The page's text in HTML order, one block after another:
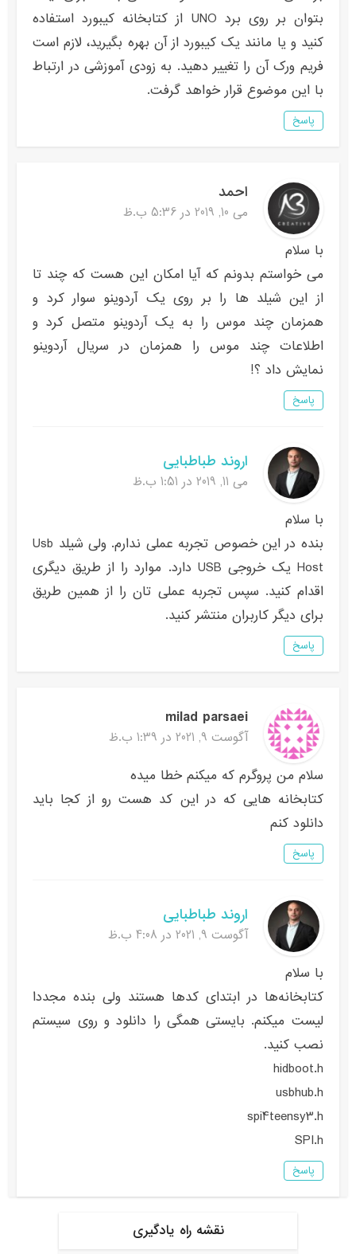
بتوان بر روی برد UNO از کتابخانه کیبورد استفاده
کنید و یا مانند یک کیبورد از آن بهره بگیرید، لازم است
فریم ورک آن را تغییر دهید. به زودی آموزشی در ارتباط
با این موضوع قرار خواهد گرفت.
پاسخ
احمد
می 10, 2019 در 5:36 ب.ظ
با سلام
می خواستم بدونم که آیا امکان این هست که چند تا
از این شیلد ها را بر روی یک آردوینو سوار کرد و
همزمان چند موس را به یک آردوینو متصل کرد و
اطلاعات چند موس را همزمان در سریال آردوینو
نمایش داد ؟!
پاسخ
اروند طباطبایی
می 11, 2019 در 1:51 ب.ظ
با سلام
بنده در این خصوص تجربه عملی ندارم. ولی شیلد Usb
Host یک خروجی USB دارد. موارد را از طریق دیگری
اقدام کنید. سپس تجربه عملی تان را از همین طریق
برای دیگر کاربران منتشر کنید.
پاسخ
milad parsaei
آگوست 9, 2021 در 1:39 ب.ظ
سلام من پروگرم که میکنم خطا میده
کتابخانه هایی که در این کد هست رو از کجا باید
دانلود کنم
پاسخ
اروند طباطبایی
آگوست 9, 2021 در 4:08 ب.ظ
با سلام
کتابخانه‌ها در ابتدای کدها هستند ولی بنده مجددا
لیست میکنم. بایستی همگی را دانلود و روی سیستم
نصب کنید.
hidboot.h
usbhub.h
spi4teensy3.h
SPI.h
پاسخ
نقشه راه یادگیری